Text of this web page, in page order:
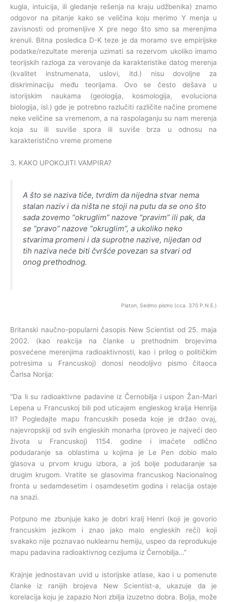
kugla, intuicija, ili gledanje rešenja na kraju udžbenika) znamo
odgovor na pitanje kako se veličina koju merimo Y menja u
zavisnosti od promenljive X pre nego što smo sa merenjima
krenuli. Bitna posledica D-K teze je da moramo sve empirijske
podatke/rezultate merenja uzimati sa rezervom ukoliko imamo
teorijskih razloga za verovanje da karakteristike datog merenja
(kvalitet instrumenata, uslovi, itd.) nisu dovoljne za
diskriminaciju među teorijama. Ovo se često dešava u
istorijskim naukama (geologija, kosmologija, evoluciona
biologija, isl.) gde je potrebno razlučiti različite načine promene
neke veličine sa vremenom, a na raspolaganju su nam merenja
koja su ili suviše spora ili suviše brza u odnosu na
karakteristično vreme promene
3. KAKO UPOKOJITI VAMPIRA?
A što se naziva tiče, tvrdim da nijedna stvar nema
stalan naziv i da ništa ne stoji na putu da se ono što
sada zovemo “okruglim” nazove “pravim” ili pak, da
se “pravo” nazove “okruglim”, a ukoliko neko
stvarima promeni i da suprotne nazive, nijedan od
tih naziva neće biti čvršće povezan sa stvari od
onog prethodnog.
Platon, Sedmo pismo (cca. 370 P.N.E.)
Britanski naučno-popularni časopis New Scientist od 25. maja
2002. (kao reakcija na članke u prethodnim brojevima
posvećene merenjima radioaktivnosti, kao i prilog o političkim
potresima u Francuskoj) donosi neodoljivo pismo čitaoca
Čarlsa Norija:
“Da li su radioaktivne padavine iz Černobilja i uspon Žan-Mari
Lepena u Francuskoj bili pod uticajem engleskog kralja Henrija
II? Pogledajte mapu francuskih poseda koje je držao ovaj,
najevropskiji od svih engleskih monarha (proveo je najveći deo
života u Francuskoj) 1154. godine i imaćete odlično
podudaranje sa oblastima u kojima je Le Pen dobio malo
glasova u prvom krugu izbora, a još bolje podudaranje sa
drugim krugom. Vratite se glasovima francuskog Nacionalnog
fronta u sedamdesetim i osamdesetim godina i relacija ostaje
na snazi.
Potpuno me zbunjuje kako je dobri kralj Henri (koji je govorio
francuskim jezikom i znao jako malo engleskih reči) koji
svakako nije poznavao nuklearnu hemiju, uspeo da reprodukuje
mapu padavina radioaktivnog cezijuma iz Černobilja…”
Krajnje jednostavan uvid u istorijske atlase, kao i u pomenute
članke iz ranijih brojeva New Scientist-a, ukazuje da je
korelacija koju je zapazio Nori zbilja izuzetno dobra. Bolja, može